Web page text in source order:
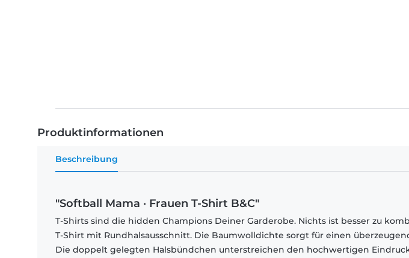
Produktinformationen
Beschreibung
"Softball Mama · Frauen T-Shirt B&C"
T-Shirts sind die hidden Champions Deiner Garderobe. Nichts ist besser zu
T-Shirt mit Rundhalsausschnitt. Die Baumwolldichte sorgt für einen
Die doppelt gelegten Halsbündchen unterstreichen den hochwertigen